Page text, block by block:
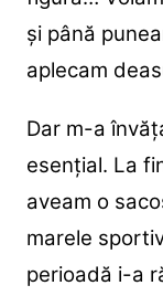
şi până
aplecam
Dar m-a
esenţial. La
aveam o
marele
perioadă i-a